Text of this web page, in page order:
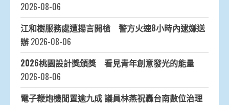
2026-08-06
江和樹服務處遭揚言開槍 警方火速8小時內逮嫌送
辦 2026-08-06
2026桃園設計獎頒獎 看見青年創意發光的能量
2026-08-06
電子鞭炮機閒置逾九成 議員林燕祝轟台南數位治理